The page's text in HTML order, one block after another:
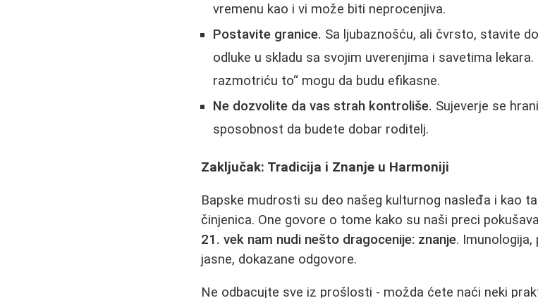
vremenu kao i vi može biti neprocenjiva.
Postavite granice. Sa ljubaznošću, ali čvrsto, stavite
odluke u skladu sa svojim uverenjima i savetima
razmotriću to“ mogu da budu efikasne.
Ne dozvolite da vas strah kontroliše. Sujeverje se
sposobnost da budete dobar roditelj.
Zaključak: Tradicija i Znanje u Harmoniji
Bapske mudrosti su deo našeg kulturnog nasleđa i kao
činjenica. One govore o tome kako su naši preci
21. vek nam nudi nešto dragocenije: znanje. Imunologija,
jasne, dokazane odgovore.
Ne odbacujte sve iz prošlosti - možda ćete naći neki